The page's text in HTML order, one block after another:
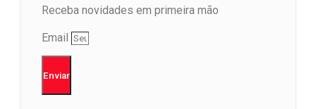
Receba novidades em primeira mão
Email
Enviar